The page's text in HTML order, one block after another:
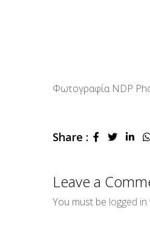
Φωτογραφία NDP
Share :
Leave a
You must be logged in